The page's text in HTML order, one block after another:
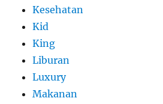
Kesehatan
Kid
King
Liburan
Luxury
Makanan